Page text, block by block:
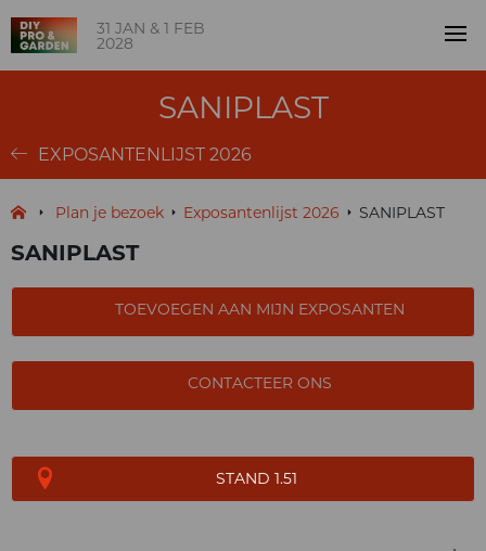
31 JAN & 1 FEB
2028
SANIPLAST
EXPOSANTENLIJST 2026
Plan je bezoek Exposantenlijst 2026 SANIPLAST
SANIPLAST
TOEVOEGEN AAN MIJN EXPOSANTEN
CONTACTEER ONS
STAND 1.51